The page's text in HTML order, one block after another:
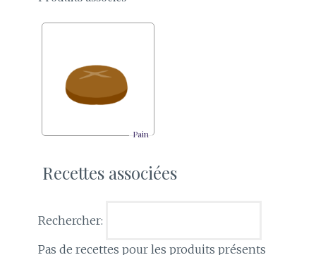
Pain
Recettes associées
Rechercher:
Pas de recettes pour les produits présents